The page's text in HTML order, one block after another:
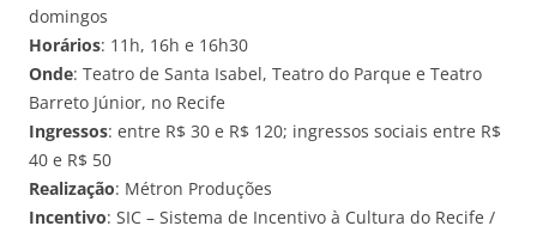
domingos
Horários: 11h, 16h e 16h30
Onde: Teatro de Santa Isabel, Teatro do Parque e Teatro
Barreto Júnior, no Recife
Ingressos: entre R$ 30 e R$ 120; ingressos sociais entre R$
40 e R$ 50
Realização: Métron Produções
Incentivo: SIC – Sistema de Incentivo à Cultura do Recife /